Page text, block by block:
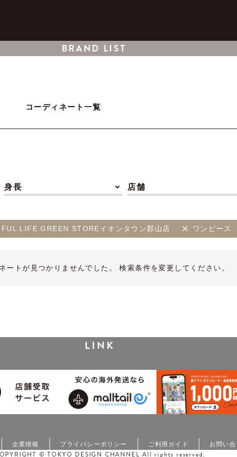
BRAND LIST
コーディネート一覧
身長 店舗
LIFE GREEN STOREイオンタウン郡山店 ワンピース
ートが見つかりませんでした。 検索条件を変更してください。
LINK
企業情報 プライバシーポリシー ご利用ガイド お問い
© TOKYO DESIGN CHANNEL All rights reserved.